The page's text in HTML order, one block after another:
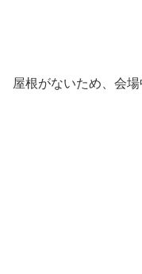
屋根がないため、会